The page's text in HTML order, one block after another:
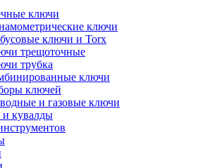
ключи
ключи
ключи и Torx
трещоточные
трубка
ключи
ключей
и газовые ключи
кувалды